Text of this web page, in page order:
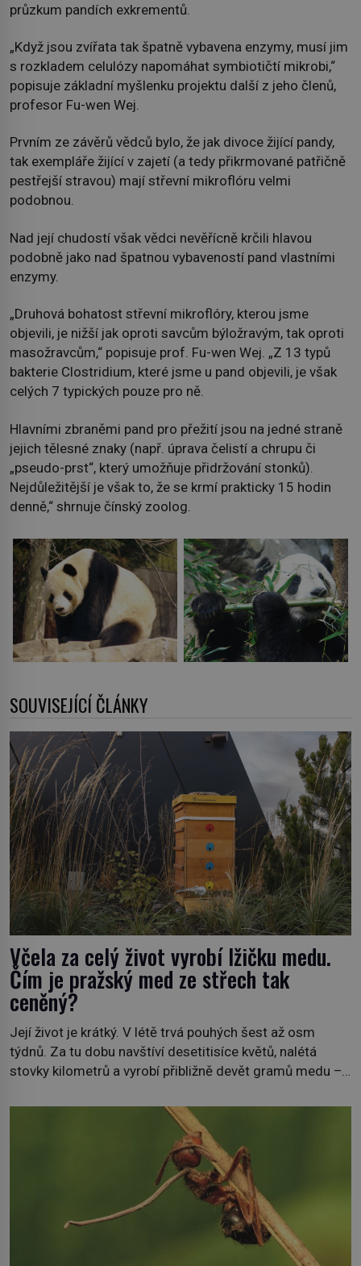
průzkum pandích exkrementů.
„Když jsou zvířata tak špatně vybavena enzymy, musí jim
s rozkladem celulózy napomáhat symbiotičtí mikrobi,“
popisuje základní myšlenku projektu další z jeho členů,
profesor Fu-wen Wej.
Prvním ze závěrů vědců bylo, že jak divoce žijící pandy,
tak exempláře žijící v zajetí (a tedy přikrmované patřičně
pestřejší stravou) mají střevní mikroflóru velmi
podobnou.
Nad její chudostí však vědci nevěřícně krčili hlavou
podobně jako nad špatnou vybaveností pand vlastními
enzymy.
„Druhová bohatost střevní mikroflóry, kterou jsme
objevili, je nižší jak oproti savcům býložravým, tak oproti
masožravcům,“ popisuje prof. Fu-wen Wej. „Z 13 typů
bakterie Clostridium, které jsme u pand objevili, je však
celých 7 typických pouze pro ně.
Hlavními zbraněmi pand pro přežití jsou na jedné straně
jejich tělesné znaky (např. úprava čelistí a chrupu či
„pseudo-prst“, který umožňuje přidržování stonků).
Nejdůležitější je však to, že se krmí prakticky 15 hodin
denně,“ shrnuje čínský zoolog.
SOUVISEJÍCÍ ČLÁNKY
Včela za celý život vyrobí lžičku medu.
Čím je pražský med ze střech tak
ceněný?
Její život je krátký. V létě trvá pouhých šest až osm
týdnů. Za tu dobu navštíví desetitisíce květů, nalétá
stovky kilometrů a vyrobí přibližně devět gramů medu –
bezvýznamná. Teprve když se spojí s dalšími desítkami
tisíc příslušnic svého včelstva, vznikne jeden z
nejdokonalejších organismů […]